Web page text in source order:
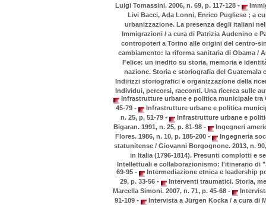
Luigi Tomassini. 2006, n. 69, p. 117-128 -
Livi Bacci, Ada Lonni, Enrico Pugliese ; a
urbanizzazione. La presenza degli italiani
Immigrazioni / a cura di Patrizia Audenino e
contropoteri a Torino alle origini del centro-
cambiamento: la riforma sanitaria di Obama /
Felice: un inedito su storia, memoria e
nazione. Storia e storiografia del Guatemala
Indirizzi storiografici e organizzazione della
Individui, percorsi, racconti. Una ricerca sulle
Infrastrutture urbane e politica municipale tra
45-79 -
Infrastrutture urbane e politica
n. 25, p. 51-79 -
Infrastrutture urbane e
Bigaran. 1991, n. 25, p. 81-98 -
Ingegneri
Flores. 1986, n. 10, p. 185-200 -
Ingegneria
statunitense / Giovanni Borgognone. 2013, n.
in Italia (1796-1814). Presunti complotti e
Intellettuali e collaborazionismo: l'itinerario di
69-95 -
Intermediazione etnica e leadership
29, p. 33-56 -
Interventi traumatici. Storia,
Marcella Simoni. 2007, n. 71, p. 45-68 -
91-109 -
Intervista a Jürgen Kocka / a cura di